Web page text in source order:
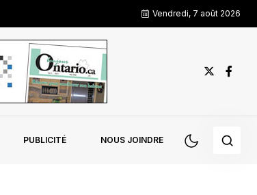
Vendredi, 7 août 2026
PUBLICITÉ NOUS JOINDRE